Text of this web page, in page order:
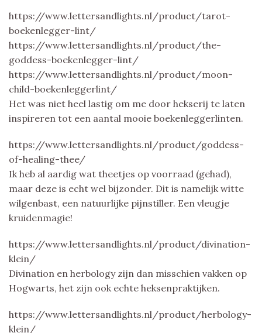
https://www.lettersandlights.nl/product/tarot-
boekenlegger-lint/
https://www.lettersandlights.nl/product/the-
goddess-boekenlegger-lint/
https://www.lettersandlights.nl/product/moon-
child-boekenleggerlint/
Het was niet heel lastig om me door hekserij te laten
inspireren tot een aantal mooie boekenleggerlinten.
https://www.lettersandlights.nl/product/goddess-
of-healing-thee/
Ik heb al aardig wat theetjes op voorraad (gehad),
maar deze is echt wel bijzonder. Dit is namelijk witte
wilgenbast, een natuurlijke pijnstiller. Een vleugje
kruidenmagie!
https://www.lettersandlights.nl/product/divination-
klein/
Divination en herbology zijn dan misschien vakken op
Hogwarts, het zijn ook echte heksenpraktijken.
https://www.lettersandlights.nl/product/herbology-
klein/